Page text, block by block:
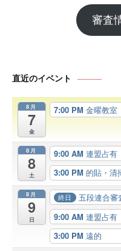
審査
直近のイベント
8月
7
金
7:00 PM 金曜教室
8月
8
土
9:00 AM 連盟占有
3:00 PM 的貼・清
8月
9
日
終日
五段連合審
9:00 AM 連盟占有
3:00 PM 遠的